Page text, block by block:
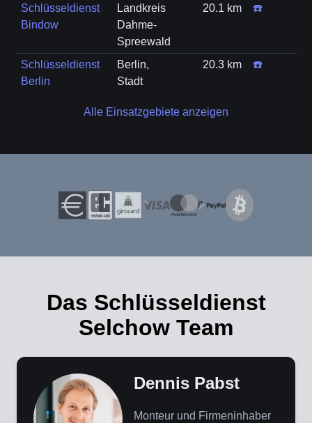
Schlüsseldienst
Bindow
Landkreis
Dahme-
Spreewald
20.1 km ☎️
Schlüsseldienst
Berlin
Berlin,
Stadt
20.3 km ☎️
Alle Einsatzgebiete anzeigen
Das Schlüsseldienst
Selchow Team
Dennis Pabst
Monteur und Firmeninhaber